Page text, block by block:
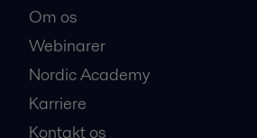
Om os
Webinarer
Nordic Academy
Karriere
Kontakt os